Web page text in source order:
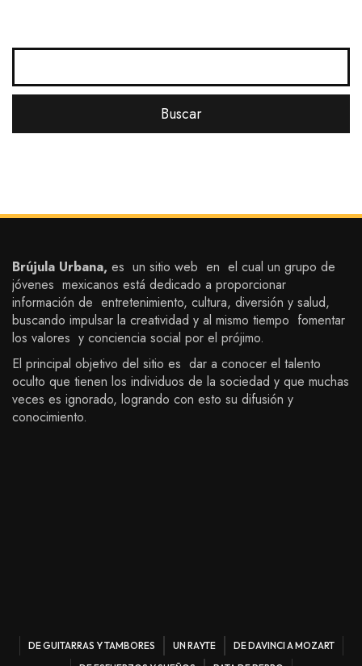
Brújula Urbana, es un sitio web en el cual un grupo de
jóvenes mexicanos está dedicado a proporcionar
información de entretenimiento, cultura, diversión y salud,
buscando impulsar la creatividad y al mismo tiempo fomentar
los valores y conciencia social por el prójimo.
El principal objetivo del sitio es dar a conocer el talento
oculto que tienen los individuos de la sociedad y que muchas
veces es ignorado, logrando con esto su difusión y
conocimiento.
DE GUITARRAS Y TAMBORES UN RAYTE
DE DAVINCI A MOZART